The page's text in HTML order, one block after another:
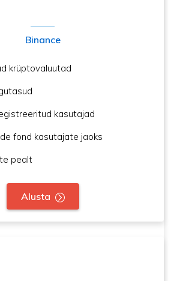
Binance
krüptovaluutad
kasutajad
fond kasutajate jaoks
pealt
Alusta